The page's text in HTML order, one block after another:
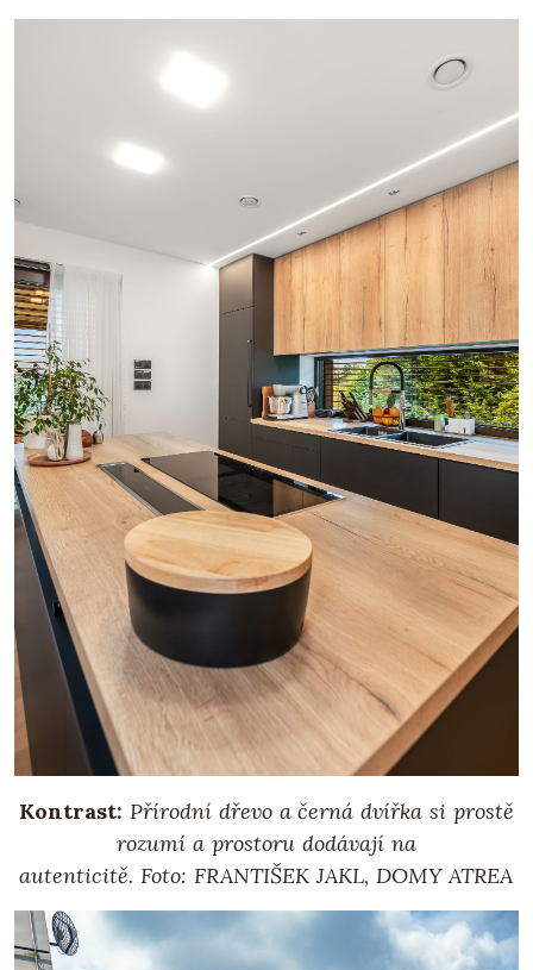
Kontrast: Přírodní dřevo a černá dvířka si prostě
rozumí a prostoru dodávají na
autenticitě.Foto: FRANTIŠEK JAKL, DOMY ATREA